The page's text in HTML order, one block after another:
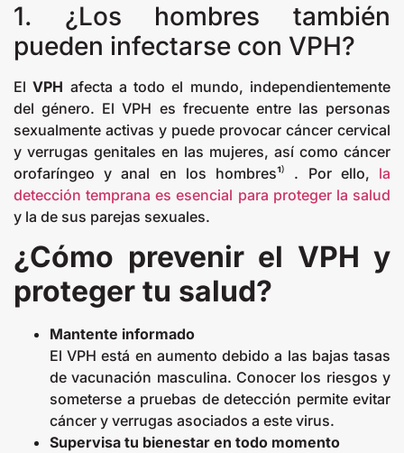
1. ¿Los hombres también
pueden infectarse con VPH?
ElVPH afecta a todo el mundo, independientemente
del género. El VPH es frecuente entre las personas
sexualmente activas y puede provocar cáncer cervical
y verrugas genitales en las mujeres, así como cáncer
orofaríngeo y anal en los hombres¹⁾ . Por ello, la
detección temprana es esencial para proteger la salud
y la de sus parejas sexuales.
¿Cómo prevenir el VPH y
proteger tu salud?
Mantente informado
El VPH está en aumento debido a las bajas tasas
de vacunación masculina. Conocer los riesgos y
someterse a pruebas de detección permite evitar
cáncer y verrugas asociados a este virus.
Supervisa tu bienestar en todo momento